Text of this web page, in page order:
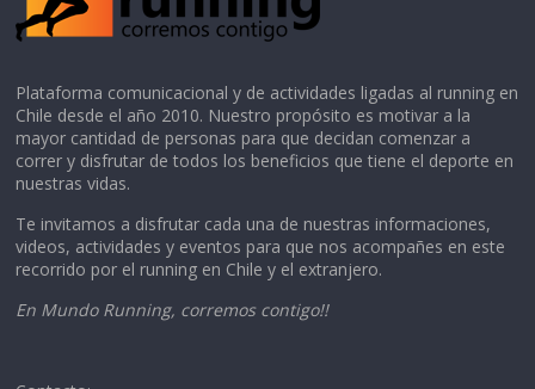
Plataforma comunicacional y de actividades ligadas al running en
Chile desde el año 2010. Nuestro propósito es motivar a la
mayor cantidad de personas para que decidan comenzar a
correr y disfrutar de todos los beneficios que tiene el deporte en
nuestras vidas.
Te invitamos a disfrutar cada una de nuestras informaciones,
videos, actividades y eventos para que nos acompañes en este
recorrido por el running en Chile y el extranjero.
En Mundo Running, corremos contigo!!